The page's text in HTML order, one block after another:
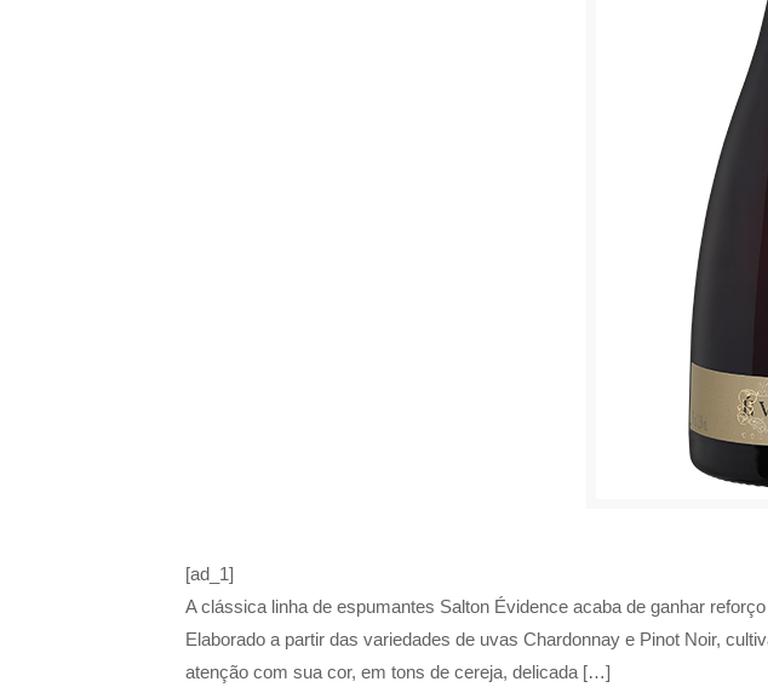
[ad_1]
A clássica linha de espumantes Salton Évidence acaba de ganhar
Elaborado a partir das variedades de uvas Chardonnay e Pinot Noir,
atenção com sua cor, em tons de cereja, delicada […]